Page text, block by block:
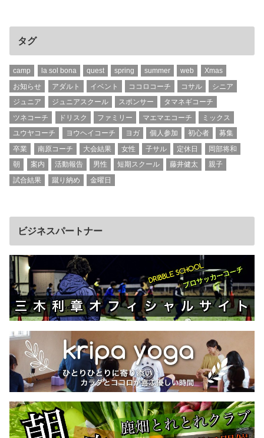
タグ
camp la sol bona quest spring summer web
Xmas
お知らせ
アダルト イベント ココロコーチ コサル
シニア
ジュニア
ジュニアスクール スポンサー
タマネギコーチ
ツネコーチ
ドリスク ファミリー マエマエコーチ
ミックス
ユウヤコーチ
ヨウヘイコーチ ヨガ 個人参加 初心者
募集
卒業
南原コーチ 大会結果 女性 子サル 定休日
岡部将和
朝
案内 活動報告 男性 短期スクール 藤井健太
親子
試合結果
蹴り納め 金曜日
ビジネスパートナー